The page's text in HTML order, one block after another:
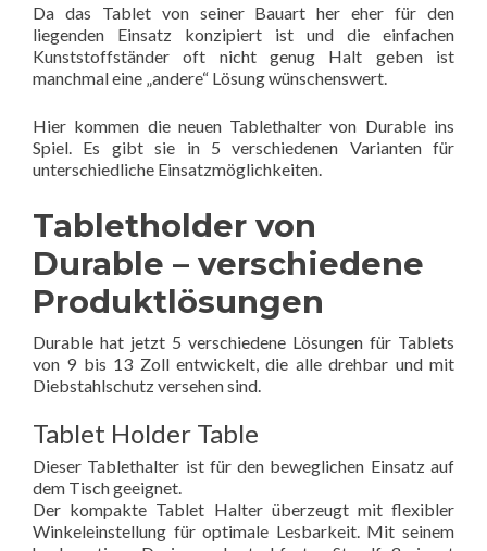
Da das Tablet von seiner Bauart her eher für den
liegenden Einsatz konzipiert ist und die einfachen
Kunststoffständer oft nicht genug Halt geben ist
manchmal eine „andere“ Lösung wünschenswert.
Hier kommen die neuen Tablethalter von Durable ins
Spiel. Es gibt sie in 5 verschiedenen Varianten für
unterschiedliche Einsatzmöglichkeiten.
Tabletholder von
Durable – verschiedene
Produktlösungen
Durable hat jetzt 5 verschiedene Lösungen für Tablets
von 9 bis 13 Zoll entwickelt, die alle drehbar und mit
Diebstahlschutz versehen sind.
Tablet Holder Table
Dieser Tablethalter ist für den beweglichen Einsatz auf
dem Tisch geeignet.
Der kompakte Tablet Halter überzeugt mit flexibler
Winkeleinstellung für optimale Lesbarkeit. Mit seinem